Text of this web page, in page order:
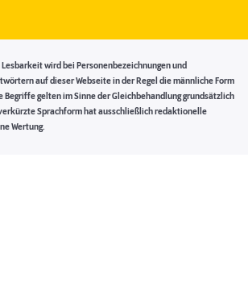
wird bei Personenbezeichnungen und
auf dieser Webseite in der Regel die männliche Form
Begriffe gelten im Sinne der Gleichbehandlung grundsätzlich
Sprachform hat ausschließlich redaktionelle
Wertung.